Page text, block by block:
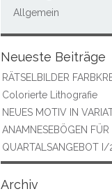
Allgemein
Neueste Beiträge
RÄTSELBILDER
Colorierte Lithografie
NEUES MOTIV IN
ANAMNESEBÖGEN FÜR
QUARTALSANGEBOT I/
Archiv